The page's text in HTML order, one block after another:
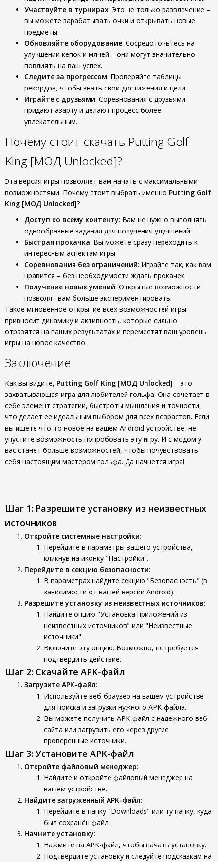
Участвуйте в турнирах: Это не только развлечение –
вы можете зарабатывать очки и открывать новые
предметы.
Обновляйте оборудование: Сосредоточьтесь на
улучшении кепок и мячей – они могут значительно
повлиять на ваш успех.
Следите за прогрессом: Проверяйте таблицы
рекордов, чтобы знать свои достижения и цели.
Играйте с друзьями: Соревнования с друзьями
придают азарту и делают процесс более
увлекательным.
Почему стоит скачать Putting Golf
King [МОД Unlocked]?
Эта версия игры позволяет вам начать с максимальными
возможностями. Почему стоит выбрать именно Putting Golf
King [МОД Unlocked]?
Доступ ко всему контенту: Вам не нужно выполнять
однообразные задания для получения улучшений.
Быстрая прокачка: Вы можете сразу переходить к
интересным аспектам игры.
Соревнования без ограничений: Играйте так, как вам
нравится – без необходимости ждать прокачек.
Получение новых умений: Открытые возможности
позволят вам больше экспериментировать.
Такое мгновенное открытие всех возможностей игры
привносит динамику и активность, которые сильно
отразятся на ваших результатах и переместят ваш уровень
игры на новое качество.
Заключение
Как вы видите, Putting Golf King [МОД Unlocked] – это
захватывающая игра для любителей гольфа. Она сочетает в
себе элемент стратегии, быстроты мышления и точности,
что делает ее идеальным выбором для всех возрастов. Если
вы ищете что-то новое на вашем Android-устройстве, не
упустите возможность попробовать эту игру. И с модом у
вас станет больше возможностей, чтобы почувствовать
себя настоящим мастером гольфа. Да начнется игра!
Шаг 1: Разрешите установку из неизвестных
источников
Откройте системные настройки:
Перейдите в параметры вашего устройства,
кликнув на иконку "Настройки".
Перейдите в секцию безопасности:
В параметрах найдите секцию "Безопасность" (в
зависимости от вашей версии Android).
Разрешите установку из неизвестных источников:
Найдите опцию "Установка приложений из
неизвестных источников" или "Неизвестные
источники".
Включите эту опцию. Возможно, потребуется
подтвердить действие.
Шаг 2: Скачайте APK-файл
Загрузите APK-файл:
Используйте веб-браузер на вашем устройстве
для поиска и загрузки нужного APK-файла.
Вы можете получить APK-файл с надежного веб-
сайта или загрузить его через другие
проверенные источники.
Шаг 3: Установите APK-файл
Откройте файловый менеджер:
Найдите и откройте файловый менеджер на
вашем устройстве.
Найдите загруженный APK-файл:
Перейдите в папку "Downloads" или ту папку, куда
был сохранён файл.
Начните установку:
Нажмите на APK-файл, чтобы начать установку.
Подтвердите установку и следуйте подсказкам на